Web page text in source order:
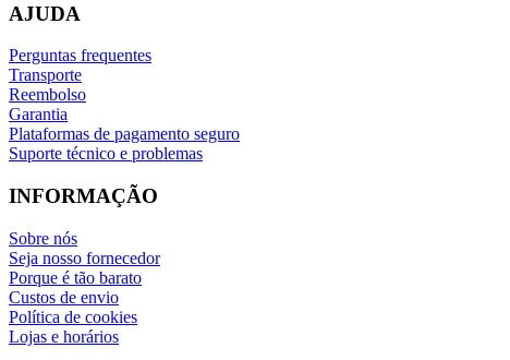
AJUDA
Perguntas frequentes
Transporte
Reembolso
Garantia
Plataformas de pagamento seguro
Suporte técnico e problemas
INFORMAÇÃO
Sobre nós
Seja nosso fornecedor
Porque é tão barato
Custos de envio
Política de cookies
Lojas e horários